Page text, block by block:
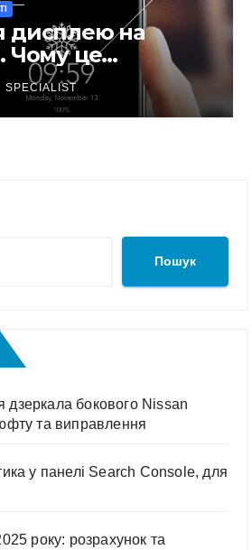
дисплею на
Чому це
та як запобігти?
SPECIALIST
Пошук
дзеркала бокового Nissan
та виправлення
у панелі Search Console, для
року: розрахунок та